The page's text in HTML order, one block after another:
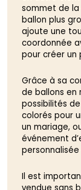
sommet de la
ballon plus
ajoute une
coordonnée
pour créer un
Grâce à sa
de ballons
possibilités de
colorés pour
un mariage,
événement
Il est